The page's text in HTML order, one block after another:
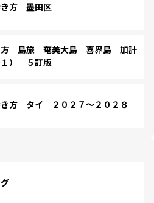
方 墨田区
方 島旅 奄美大島 喜界島 加計
１） ５訂版
方 タイ ２０２７～２０２８